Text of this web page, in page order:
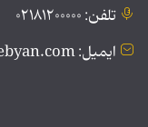
تلفن: ۰۲۱۸۱۲۰۰۰۰۰
ایمیل: public@tebyan.com